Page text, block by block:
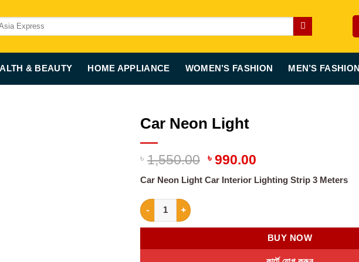
& BEAUTY HOME APPLIANCE WOMEN’S FASHION MEN’S FASHION
Car Neon Light
৳ 1,550.00 Original
was:
৳ 990.00Current
is:
Car Neon Light Car Interior Lighting Strip 3 Meters
Car Neon Light quantity
BUY NOW